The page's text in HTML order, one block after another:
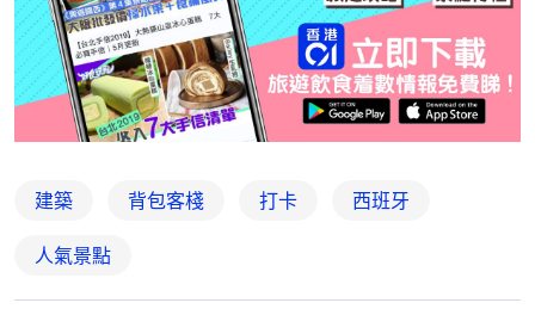
建築 背包客棧 打卡 西班牙
人氣景點